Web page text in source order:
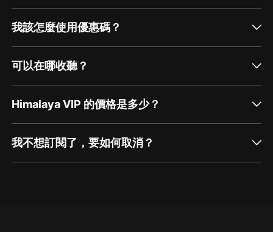
我該怎麼使用優惠碼？
可以在哪收聽？
Himalaya VIP 的價格是多少？
我不想訂閱了，要如何取消？